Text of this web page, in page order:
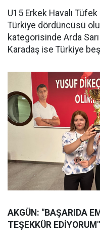
U15 Erkek Havalı
Türkiye dördüncüsü
kategorisinde Arda
Karadaş ise Türkiye
AKGÜN: "BAŞARIDA
TEŞEKKÜR EDİYORUM"